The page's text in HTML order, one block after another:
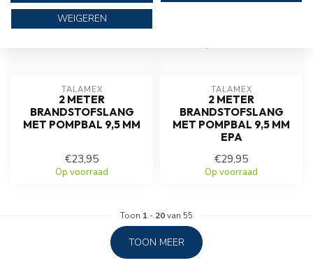
TALAMEX
2 METER
BRANDSTOFSLANG
MET POMPBAL 9,5 MM
€23,95
Op voorraad
TALAMEX
2 METER
BRANDSTOFSLANG
MET POMPBAL 9,5 MM
EPA
€29,95
Op voorraad
Toon 1 - 20van 55
TOON MEER
WEIGEREN